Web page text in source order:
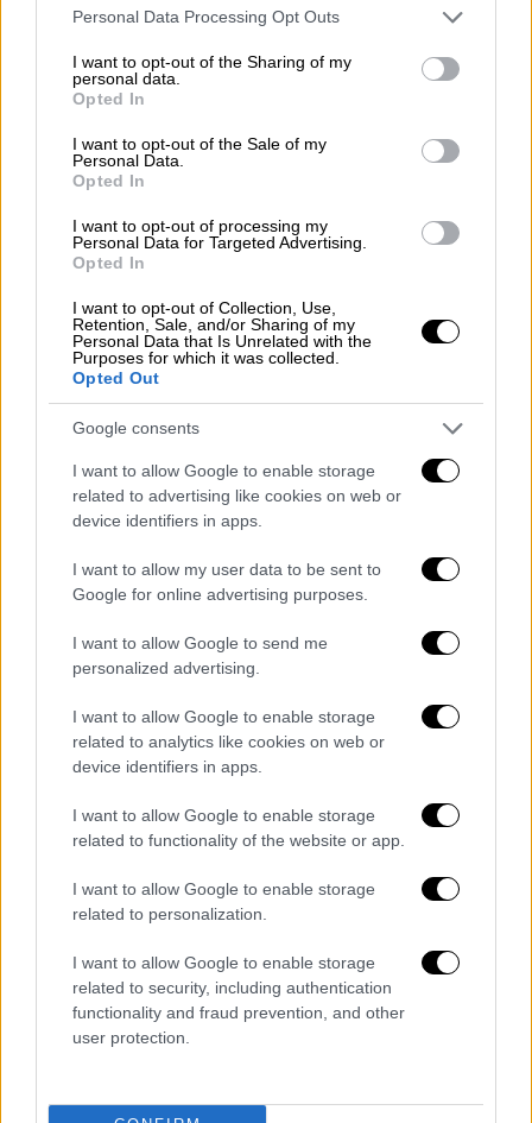
Please note that this website/app uses one or more Google
not limited to your visit or usage behaviour. You may click to
grant or deny consent to Google and its third-party tags to
use your data for below specified purposes in below Google
consent section.
Personal Data Processing Opt Outs
I want to opt-out of the Sharing of my
personal data.
Opted In
I want to opt-out of the Sale of my
Personal Data.
Opted In
I want to opt-out of processing my
Personal Data for Targeted Advertising.
Opted In
I want to opt-out of Collection, Use,
Retention, Sale, and/or Sharing of my
Personal Data that Is Unrelated with the
Purposes for which it was collected.
Opted Out
Google consents
I want to allow Google to enable storage
related to advertising like cookies on web or
device identifiers in apps.
I want to allow my user data to be sent to
Google for online advertising purposes.
I want to allow Google to send me
personalized advertising.
I want to allow Google to enable storage
related to analytics like cookies on web or
device identifiers in apps.
I want to allow Google to enable storage
related to functionality of the website or app.
I want to allow Google to enable storage
related to personalization.
I want to allow Google to enable storage
related to security, including authentication
functionality and fraud prevention, and other
user protection.
Στο ίδιο έργο θεατές ή της ζωής
πρωταγωνιστές;
Μετά από κάθε τραγωδία, την ώρα που ο
λαός θρηνεί και προσπαθεί να μαζέψει τα
κομμάτια του όσο βρίσκει αποκούμπι στη
λαϊκή αλληλεγγύη και δράση, εντείνεται η
προσπάθεια του κρατικού μηχανισμού να μας
πείσει για τα αδικαιολόγητα
POPULAR VIDEOS
Μεσημεριανό δελτίο ειδήσεων
10/08/2026
Ώρα Ελλάδος 10/08/2026
Ηλεία: Φωτιά τώρα στο χωριό Μουζάκι
– Κοντά στην είσοδο του χωριού οι
φλόγες
Κεντρικό...| 09.08.2026 20:50
Κεντρικό δελτίο ειδήσεων 09/08/2026